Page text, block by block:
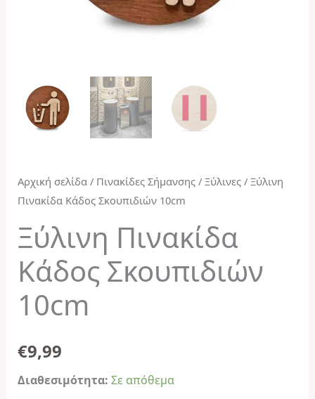
Αρχική σελίδα/ Πινακίδες Σήμανσης/ Ξύλινες/ Ξύλινη
Πινακίδα Κάδος Σκουπιδιών 10cm
Ξύλινη Πινακίδα
Κάδος Σκουπιδιών
10cm
€9,99
Διαθεσιμότητα: Σε απόθεμα